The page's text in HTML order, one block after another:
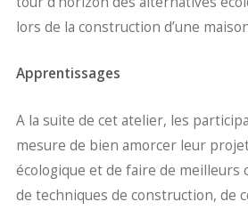
lors de la construction d’une
Apprentissages
A la suite de cet atelier, les
mesure de bien amorcer leur
écologique et de faire de meilleurs
de techniques de construction, de